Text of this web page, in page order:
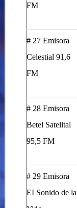
FM
# 27 Emisora
Celestial 91,6
FM
# 28 Emisora
Betel Satelital
95,5 FM
# 29 Emisora
EI Sonido de la